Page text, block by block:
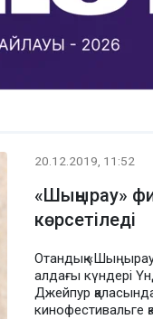
20.12.2019, 11:52
«Шыңырау»
көрсетіледі
Отандық
алдағы күндері
Джейпур
кинофестивальге